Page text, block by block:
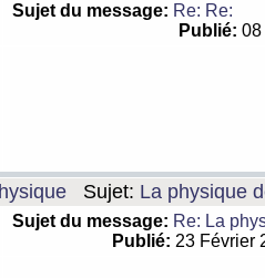
Sujet du message: Re: Re:
Publié:
Sujet: La physique
Sujet du message: Re: La
Publié: 23 Février